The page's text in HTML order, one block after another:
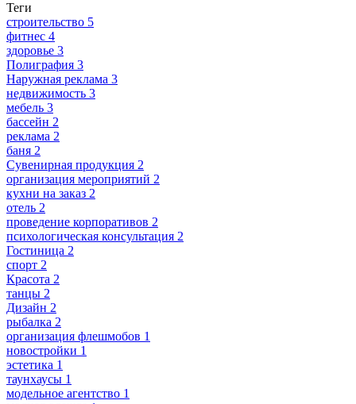
Теги
строительство 5
фитнес 4
здоровье 3
Полиграфия 3
Наружная реклама 3
недвижимость 3
мебель 3
бассейн 2
реклама 2
баня 2
Сувенирная продукция 2
организация мероприятий 2
кухни на заказ 2
отель 2
проведение корпоративов 2
психологическая консультация 2
Гостиница 2
спорт 2
Красота 2
танцы 2
Дизайн 2
рыбалка 2
организация флешмобов 1
новостройки 1
эстетика 1
таунхаусы 1
модельное агентство 1